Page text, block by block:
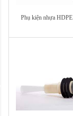
Phụ kiện nhựa